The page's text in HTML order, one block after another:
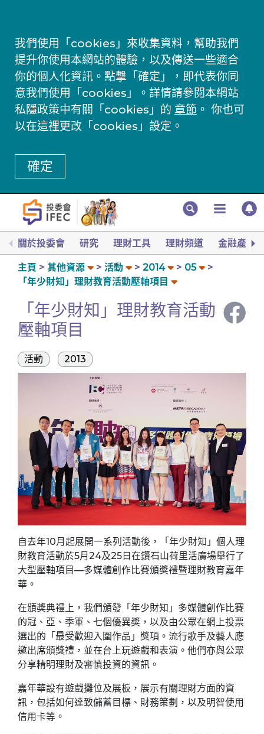
我們使用「cookies」來收集資料，幫助我們
提升你使用本網站的體驗，以及傳送一些適合
你的個人化資訊。點擊「確定」，即代表你同
意我們使用「cookies」。詳情請參閱本網站
私隱政策中有關「cookies」的 章節 。 你也可
以在這裡更改「cookies」設定。
確定
關於投委會 研究 理財工具 理財頻道 金融產品
主頁 其他資源 活動 2014
05
「年少財知」理財教育活動壓軸項目
「年少財知」理財教育活動
壓軸項目
活動 2013
自去年10月起展開一系列活動後，「年少財知」個人理
財教育活動於5月24及25日在鑽石山荷里活廣場舉行了
大型壓軸項目—多媒體創作比賽頒獎禮暨理財教育嘉年
華。
在頒獎典禮上，我們頒發「年少財知」多媒體創作比賽
的冠、亞、季軍、七個優異獎，以及由公眾在網上投票
選出的「最受歡迎入圍作品」獎項。流行歌手及藝人應
邀出席頒獎禮，並在台上玩遊戲和表演。他們亦與公眾
分享精明理財及審慎投資的資訊。
嘉年華設有遊戲攤位及展板，展示有關理財方面的資
訊，包括如何達致儲蓄目標、財務策劃，以及明智使用
信用卡等。